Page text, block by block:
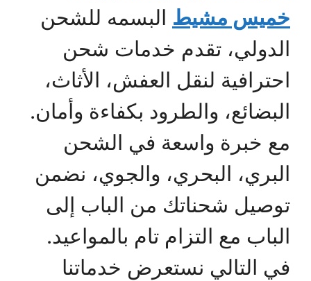
خميس مشيط البسمه للشحن
الدولي، تقدم خدمات شحن
احترافية لنقل العفش، الأثاث،
البضائع، والطرود بكفاءة وأمان.
مع خبرة واسعة في الشحن
البري، البحري، والجوي، نضمن
توصيل شحناتك من الباب إلى
الباب مع التزام تام بالمواعيد.
في التالي نستعرض خدماتنا